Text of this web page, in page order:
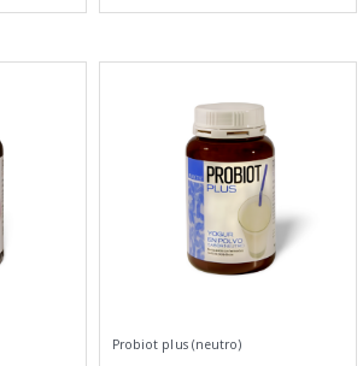
Probiot plus (neutro)